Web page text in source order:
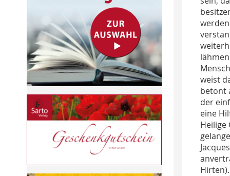
weist
betont
der
eine
Heilige